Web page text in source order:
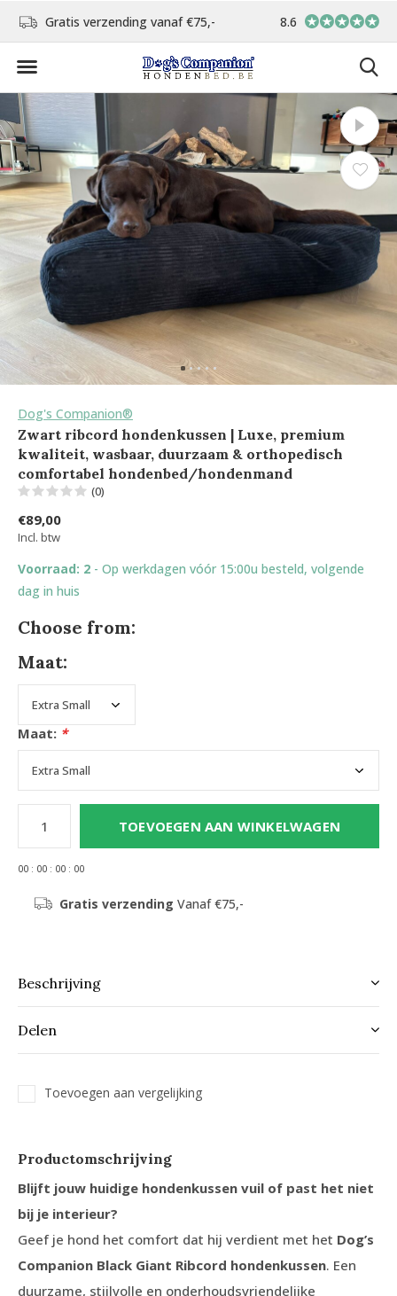
Gratis verzending vanaf €75,- In eigen atelier
8.6
Dog's Companion®
Zwart ribcord hondenkussen | Luxe, premium
kwaliteit, wasbaar, duurzaam & orthopedisch
comfortabel hondenbed/hondenmand
(0)
€89,00
Incl. btw
Voorraad: 2 - Op werkdagen vóór 15:00u besteld, volgende
dag in huis
Choose from:
Maat:
Maat: *
TOEVOEGEN AAN WINKELWAGEN
00 : 00 : 00 : 00
Gratis verzending Vanaf €75,-
Beschrijving
Delen
Toevoegen aan vergelijking
Productomschrijving
Blijft jouw huidige hondenkussen vuil of past het niet
bij je interieur?
Geef je hond het comfort dat hij verdient met het Dog’s
Companion Black Giant Ribcord hondenkussen. Een
duurzame, stijlvolle en onderhoudsvriendelijke